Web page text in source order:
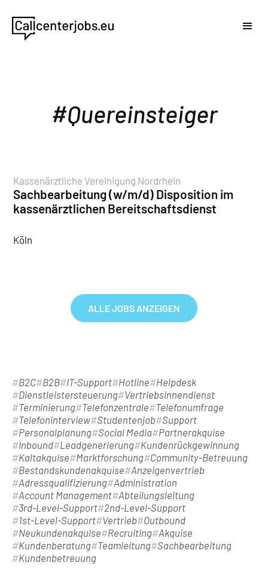
Quereinsteiger
Kassenärztliche Vereinigung Nordrhein
Sachbearbeitung (w/m/d) Disposition im
kassenärztlichen Bereitschaftsdienst
Köln
ALLE JOBS ANZEIGEN
B2C B2B IT-Support Hotline
Helpdesk
Dienstleistersteuerung Vertriebsinnendienst
Terminierung Telefonzentrale
Telefonumfrage
Telefoninterview Studentenjob
Support
Personalplanung Social Media Partnerakquise
Inbound Leadgenerierung Kundenrückgewinnung
Kaltakquise
Marktforschung Community-Betreuung
Bestandskundenakquise Anzeigenvertrieb
Adressqualifizierung Administration
Account Management Abteilungsleitung
3rd-Level-Support 2nd-Level-Support
1st-Level-Support Vertrieb
Outbound
Neukundenakquise
Recruiting Akquise
Kundenberatung Teamleitung Sachbearbeitung
Kundenbetreuung